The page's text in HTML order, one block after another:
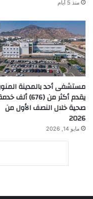
منذ 5 أيام
مستشفى أحد بالمدينة
يقدم أكثر من (676) ألف
صحية خلال النصف الأول من
2026
مايو 14, 2026